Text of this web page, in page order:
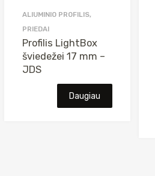
ALIUMINIO PROFILIS,
PRIEDAI
Profilis LightBox
šviedežei 17 mm –
JDS
Daugiau